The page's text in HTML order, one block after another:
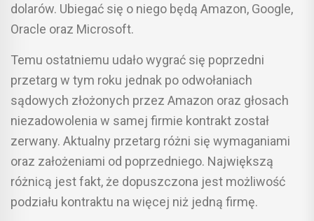
dolarów. Ubiegać się o niego będą Amazon, Google,
Oracle oraz Microsoft.
Temu ostatniemu udało wygrać się poprzedni
przetarg w tym roku jednak po odwołaniach
sądowych złożonych przez Amazon oraz głosach
niezadowolenia w samej firmie kontrakt został
zerwany. Aktualny przetarg różni się wymaganiami
oraz założeniami od poprzedniego. Największą
różnicą jest fakt, że dopuszczona jest możliwość
podziału kontraktu na więcej niż jedną firmę.